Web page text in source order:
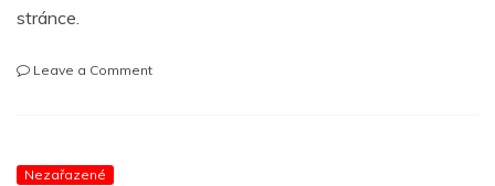
stránce.
Leave a Commenton
Nezařazené